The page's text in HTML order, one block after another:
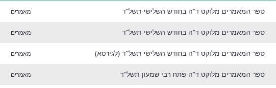
ספר המאמרים מלוקט ד"ה בחודש השלישי תשל"ד מאמרים
ספר המאמרים מלוקט ד"ה בחודש השלישי תשל"ד מאמרים
ספר המאמרים מלוקט ד"ה בחודש השלישי תשל"ד (לגירסא) מאמרים
ספר המאמרים מלוקט ד"ה פתח רבי שמעון תשל"ד מאמרים